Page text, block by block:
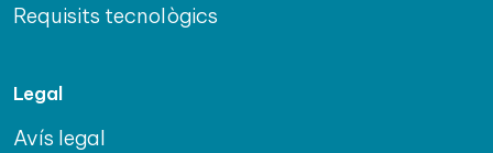
Requisits tecnològics
Legal
Avís legal